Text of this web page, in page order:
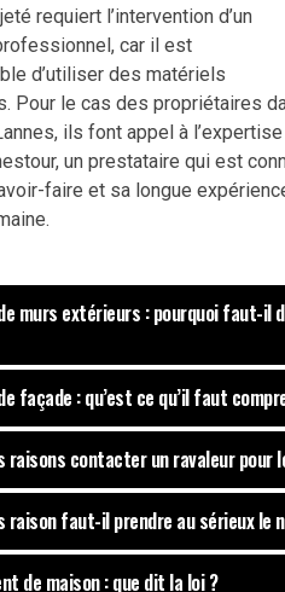
requiert l’intervention d’un
car il est
d’utiliser des matériels
Pour le cas des propriétaires
ils font appel à
un prestataire qui est
faire et sa longue
murs extérieurs : pourquoi faut-il
façade : qu’est ce qu’il faut
raisons contacter un ravaleur pour
raison faut-il prendre au sérieux le
de maison : que dit la loi ?